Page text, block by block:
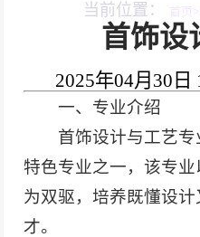
当前位置： 首页
首饰设
2025年04月30
一、专业介绍
首饰设计与工艺
特色专业之一，该专业
为双驱，培养既懂设
才。